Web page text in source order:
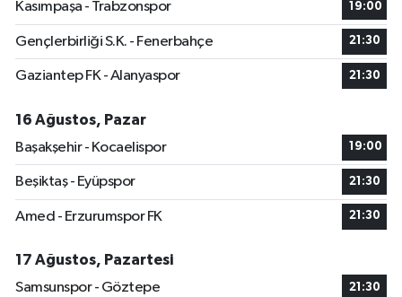
Kasımpaşa - Trabzonspor 19:00
Gençlerbirliği S.K. - Fenerbahçe 21:30
Gaziantep FK - Alanyaspor 21:30
16 Ağustos, Pazar
Başakşehir - Kocaelispor
19:00
Beşiktaş - Eyüpspor 21:30
Amed - Erzurumspor FK 21:30
17 Ağustos, Pazartesi
Samsunspor - Göztepe
21:30